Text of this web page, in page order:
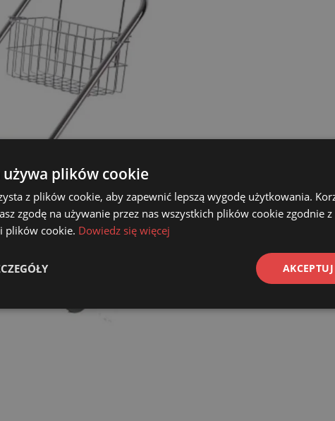
plików cookie
z plików cookie, aby zapewnić lepszą wygodę użytkowania.
zgodę na używanie przez nas wszystkich plików cookie zgodnie
plików cookie. Dowiedz się więcej